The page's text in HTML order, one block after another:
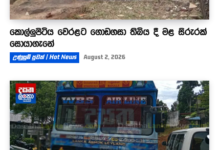
කොල්ලුපිටිය වෙරළට ගොඩගසා තිබිය දී මළ සිරුරක්
සොයාගැනේ
උණුසුම් පුවත් | Hot News August 2, 2026